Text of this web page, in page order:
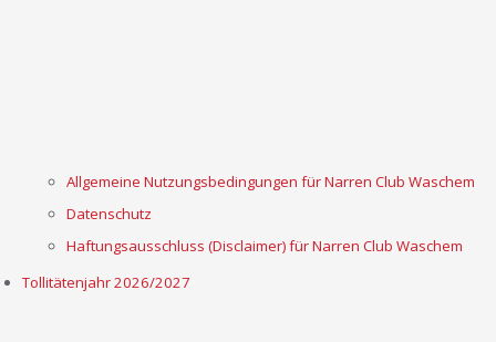
Allgemeine Nutzungsbedingungen für Narren Club Waschem
Datenschutz
Haftungsausschluss (Disclaimer) für Narren Club Waschem
Tollitätenjahr 2026/2027